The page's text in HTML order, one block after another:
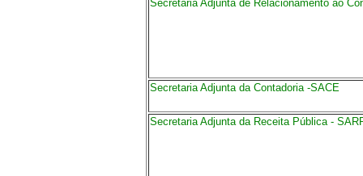
Secretaria Adjunta de Relacionamento ao
Secretaria Adjunta da Contadoria -SACE
Secretaria Adjunta da Receita Pública -